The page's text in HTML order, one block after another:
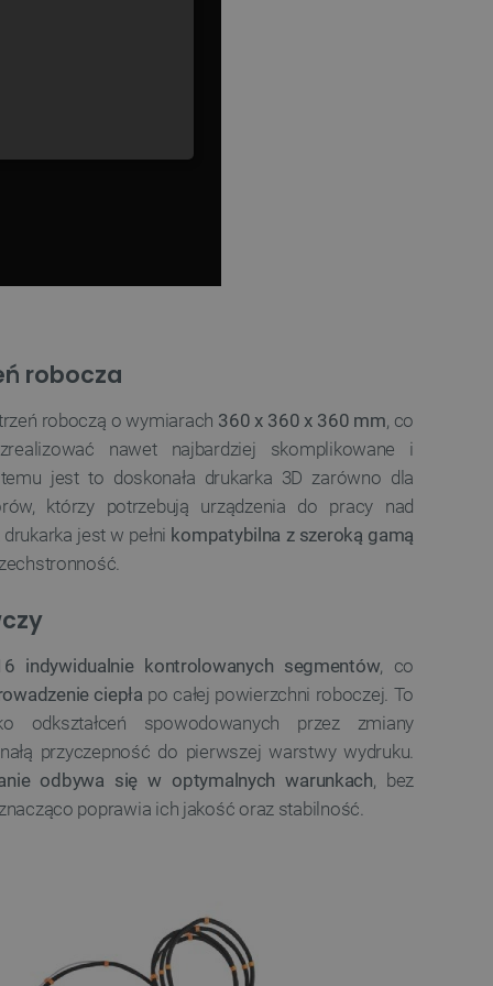
robocza
roboczą o wymiarach 360 x 360 x 360 mm, co
nawet najbardziej skomplikowane i
jest to doskonała drukarka 3D zarówno dla
którzy potrzebują urządzenia do pracy nad
jest w pełni kompatybilna z szeroką gamą
indywidualnie kontrolowanych segmentów, co
ciepła po całej powierzchni roboczej. To
odkształceń spowodowanych przez zmiany
przyczepność do pierwszej warstwy wydruku.
odbywa się w optymalnych warunkach, bez
poprawia ich jakość oraz stabilność.
do działania sklepu
do celów bilansowania
że żądania stron
do tego samego serwera
zwiększając wydajność
do przechowywania zgody
dla ich interakcji z
ich preferencje zostaną
ludzi i botów. Jest
ponieważ
raportów na temat
ludzi i botów. Jest
ponieważ
raportów na temat
oparte na języku